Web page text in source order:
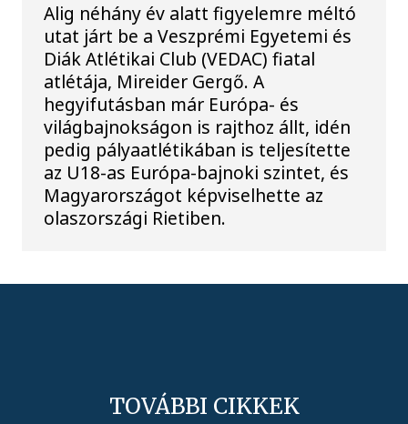
Alig néhány év alatt figyelemre méltó
utat járt be a Veszprémi Egyetemi és
Diák Atlétikai Club (VEDAC) fiatal
atlétája, Mireider Gergő. A
hegyifutásban már Európa- és
világbajnokságon is rajthoz állt, idén
pedig pályaatlétikában is teljesítette
az U18-as Európa-bajnoki szintet, és
Magyarországot képviselhette az
olaszországi Rietiben.
TOVÁBBI CIKKEK